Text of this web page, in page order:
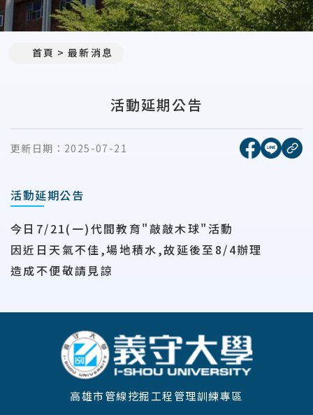
首頁 最新消息
活動延期公告
更新日期： 2025-07-21 [另開新
[另開
複
活動延期公告
今日7/21(一)代間教育"敲敲木球"活動
因近日天氣不佳,場地積水,故延後至8/4辦理
造成不便敬請見諒
高雄市管線挖掘工程管理訓練專區